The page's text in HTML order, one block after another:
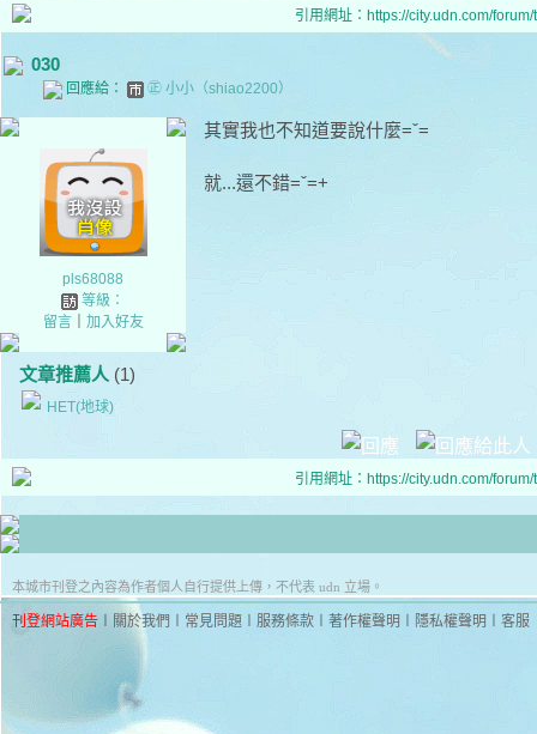
引用網址：https://city.udn.com/
030
回應給： ㊣ 小小（shiao2200）
pls68088
等級：
留言｜ 加入好友
文章推薦人 (1)
HET(地球)
其實我也不知道要說什麼=ˇ=
就...還不錯=ˇ=+
引用網址：https://city.udn.com/
本城市刊登之內容為作者個人自行提供上傳，不代表 udn 立場。
刊登網站廣告 關於我們 常見問題 服務條款 著作權聲明 隱私權聲明 客服